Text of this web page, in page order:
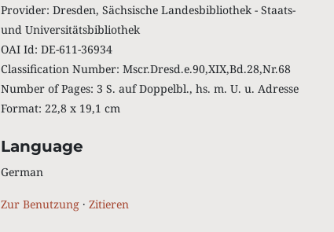
Provider: Dresden, Sächsische Landesbibliothek - Staats-
und Universitätsbibliothek
OAI Id: DE-611-36934
Classification Number: Mscr.Dresd.e.90,XIX,Bd.28,Nr.68
Number of Pages: 3 S. auf Doppelbl., hs. m. U. u. Adresse
Format: 22,8 x 19,1 cm
Language
German
Zur Benutzung· Zitieren